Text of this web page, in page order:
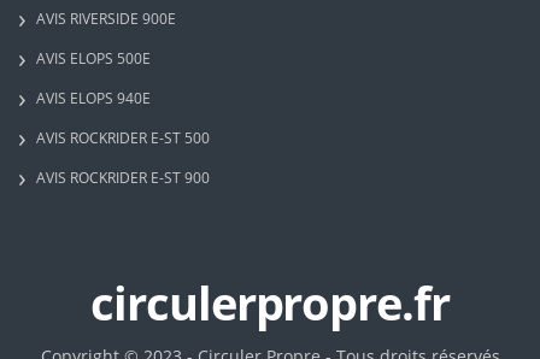
AVIS RIVERSIDE 900E
AVIS ELOPS 500E
AVIS ELOPS 940E
AVIS ROCKRIDER E-ST 500
AVIS ROCKRIDER E-ST 900
circulerpropre.fr